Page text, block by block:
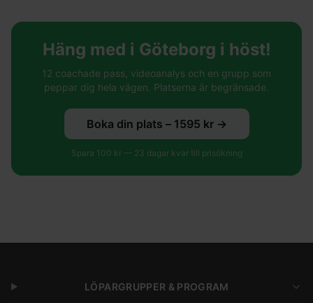
Häng med i Göteborg i höst!
12 coachade pass, videoanalys och en grupp som
peppar dig hela vägen. Platserna är begränsade.
Boka din plats – 1595 kr →
Spara 100 kr — 23 dagar kvar till prisökning
LÖPARGRUPPER & PROGRAM